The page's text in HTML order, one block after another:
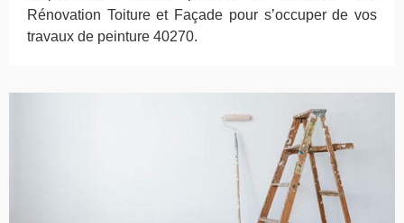
Rénovation Toiture et Façade pour s’occuper de vos
travaux de peinture 40270.